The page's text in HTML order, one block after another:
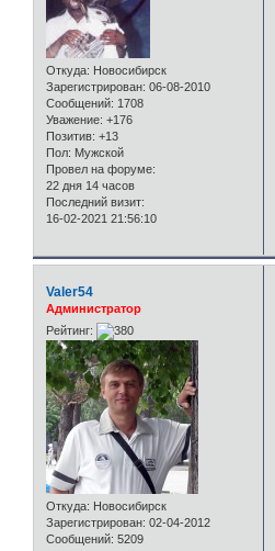
Откуда: Новосибирск
Зарегистрирован: 06-08-2010
Сообщений: 1708
Уважение: +176
Позитив: +13
Пол: Мужской
Провел на форуме:
22 дня 14 часов
Последний визит:
16-02-2021 21:56:10
Valer54
Администратор
Рейтинг:
Откуда: Новосибирск
Зарегистрирован: 02-04-2012
Сообщений: 5209